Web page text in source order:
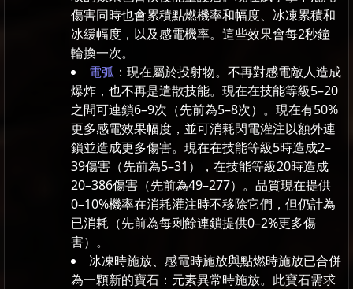
傷害同時也會累積點燃機率和幅度、冰凍累積和
冰緩幅度，以及感電機率。這些效果會每2秒鐘
輪換一次。
電弧 ：現在屬於投射物。不再對感電敵人造成
爆炸，也不再是遣散技能。現在在技能等級5–20
之間可連鎖6–9次（先前為5–8次）。現在有50%
更多感電效果幅度，並可消耗閃電灌注以額外連
鎖並造成更多傷害。現在在技能等級5時造成2–
39傷害（先前為5–31），在技能等級20時造成
20–386傷害（先前為49–277）。品質現在提供
0–10%機率在消耗灌注時不移除它們，但仍計為
已消耗（先前為每剩餘連鎖提供0–2%更多傷
害）。
冰凍時施放、感電時施放與點燃時施放已合併
為一顆新的寶石：元素異常時施放。此寶石需求